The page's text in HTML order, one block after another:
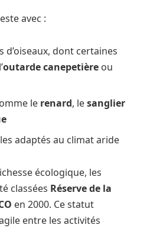
avec :
d’oiseaux, dont certaines
outarde canepetière ou
le renard, lesanglier
adaptés au climat aride
écologique, les
classées Réserve de la
en 2000. Ce statut
entre les activités